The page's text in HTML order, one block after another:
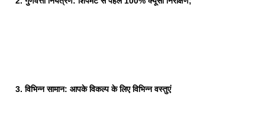
3. विभिन्न सामान: आपके विकल्प के लिए विभिन्न वस्तुएं